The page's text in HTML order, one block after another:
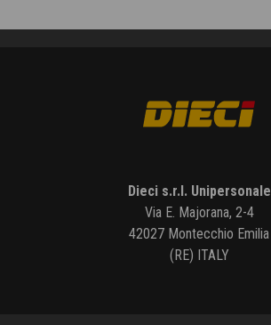
Dieci s.r.l. Unipersonale
Via E. Majorana, 2-4
42027 Montecchio Emilia
(RE) ITALY